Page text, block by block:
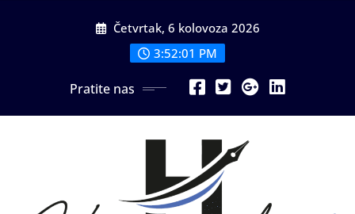
Četvrtak, 6 kolovoza 2026
3:52:03 PM
Pratite nas